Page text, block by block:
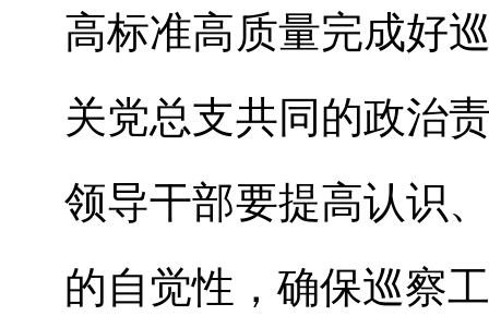
高标准高质量完成好
关党总支共同的政治
领导干部要提高认识
的自觉性，确保巡察